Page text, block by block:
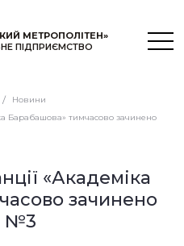
МЕТРОПОЛІТЕН»
ПІДПРИЄМСТВО
Новини
Барабашова» тимчасово зачинено
«Академіка
зачинено
№3